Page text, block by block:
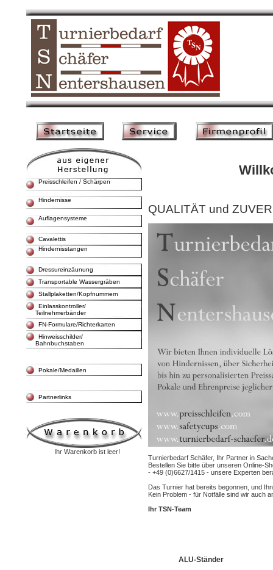
Preisschleifen / Schärpen
Hindernisse
Auflagensysteme
Cavalettis
Hindernisstangen
Dressureinzäunung
Transportable Wassergräben
Stallplaketten/Kopfnummern
Einlasskontroller/
Teilnehmerbänder
FN-Formulare/Richterkarten
Hinweisschilder/
Bahnbuchstaben
Pokale/Medaillen
Partnerlinks
Ihr Warenkorb ist leer!
QUALITÄT und
Turnierbedarf Schäfer, Ihr Partner in
Bestellen Sie bitte über unseren Online-
- +49 (0)6627/1415 - unsere Experten
Das Turnier hat bereits begonnen, und
Kein Problem - für Notfälle sind wir auch
Ihr TSN-Team
ALU-Ständer